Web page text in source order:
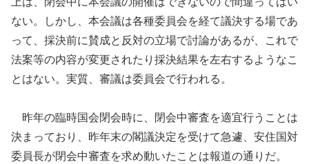
ない。しかし、本会議は各種委員会を経て議決する場であ
って、採決前に賛成と反対の立場で討論があるが、これで
法案等の内容が変更されたり採決結果を左右するようなこ
とはない。実質、審議は委員会で行われる。
昨年の臨時国会閉会時に、閉会中審査を適宜行うことは
決まっており、昨年末の閣議決定を受けて急遽、安住国対
委員長が閉会中審査を求め動いたことは報道の通りだ。